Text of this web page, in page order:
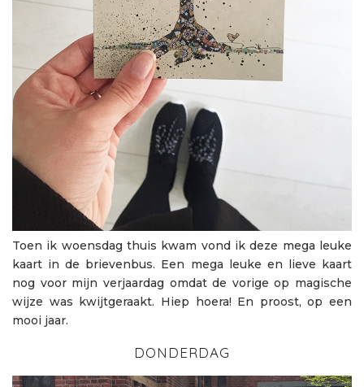
Toen ik woensdag thuis kwam vond ik deze mega leuke
kaart in de brievenbus. Een mega leuke en lieve kaart
nog voor mijn verjaardag omdat de vorige op magische
wijze was kwijtgeraakt. Hiep hoera! En proost, op een
mooi jaar.
DONDERDAG